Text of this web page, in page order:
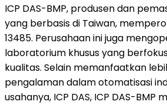
ICP DAS-BMP, produsen dan
yang berbasis di Taiwan,
13485. Perusahaan ini juga
laboratorium khusus yang
kualitas. Selain memanfaatkan
pengalaman dalam otomatisasi
usahanya, ICP DAS, ICP DAS-